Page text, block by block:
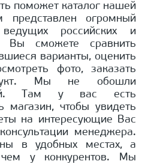
поможет каталог нашей
представлен огромный
российских и
Вы сможете сравнить
варианты, оценить
фото, заказать
Мы не обошли
Там у вас есть
магазин, чтобы увидеть
на интересующие Вас
менеджера.
в удобных местах, а
у конкурентов. Мы